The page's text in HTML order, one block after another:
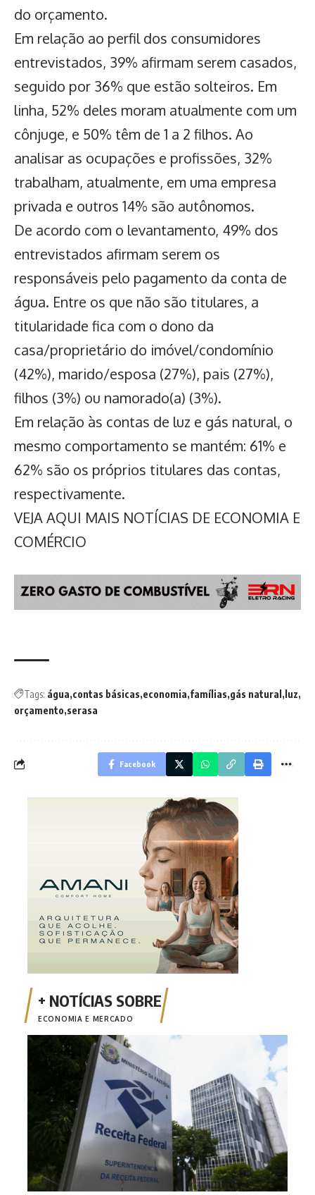
do orçamento.
Em relação ao perfil dos consumidores
entrevistados, 39% afirmam serem casados,
seguido por 36% que estão solteiros. Em
linha, 52% deles moram atualmente com um
cônjuge, e 50% têm de 1 a 2 filhos. Ao
analisar as ocupações e profissões, 32%
trabalham, atualmente, em uma empresa
privada e outros 14% são autônomos.
De acordo com o levantamento, 49% dos
entrevistados afirmam serem os
responsáveis pelo pagamento da conta de
água. Entre os que não são titulares, a
titularidade fica com o dono da
casa/proprietário do imóvel/condomínio
(42%), marido/esposa (27%), pais (27%),
filhos (3%) ou namorado(a) (3%).
Em relação às contas de luz e gás natural, o
mesmo comportamento se mantém: 61% e
62% são os próprios titulares das contas,
respectivamente.
VEJA AQUI MAIS NOTÍCIAS DE ECONOMIA E
COMÉRCIO
Tags: água contas básicas economia famílias gás natural
luz
orçamento serasa
Facebook
ECONOMIA E MERCADO